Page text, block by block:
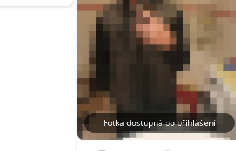
Fotka dostupná po přihlášení